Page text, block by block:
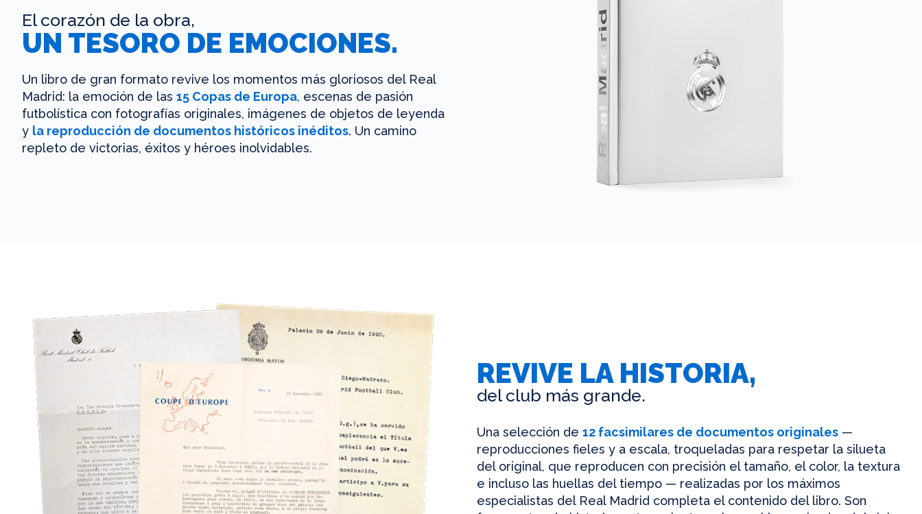
El corazón de la obra,
UN TESORO DE EMOCIONES.
Un libro de gran formato revive los momentos más gloriosos del Real
Madrid: la emoción de las 15 Copas de Europa, escenas de pasión
futbolística con fotografías originales, imágenes de objetos de leyenda
y la reproducción de documentos históricos inéditos. Un camino
repleto de victorias, éxitos y héroes inolvidables.
REVIVE LA HISTORIA,
del club más grande.
Una selección de 12 facsimilares de documentos originales —
reproducciones fieles y a escala, troqueladas para respetar la silueta
del original, que reproducen con precisión el tamaño, el color, la textura
e incluso las huellas del tiempo — realizadas por los máximos
especialistas del Real Madrid completa el contenido del libro. Son